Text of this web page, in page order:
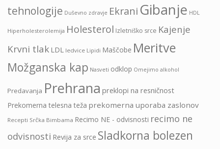
tehnologije Duševno zdravje Ekrani Gibanje HDL
Hiperholesterolemija Holesterol Izletniško srce Kajenje
Krvni tlak LDL ledvice Lipidi Maščobe Meritve
Možganska kap Nasveti odklop Omejimo alkohol
Predavanja Prehrana preklopi na resničnost
Prekomerna telesna teža prekomerna uporaba zaslonov
Recepti Srčka Bimbama Recimo NE - odvisnosti recimo ne
odvisnosti Revija za srce Sladkorna bolezen